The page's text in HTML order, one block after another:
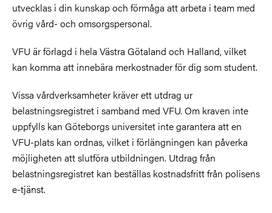
utvecklas i din kunskap och förmåga att arbeta i team med
övrig vård- och omsorgspersonal.
VFU är förlagd i hela Västra Götaland och Halland, vilket
kan komma att innebära merkostnader för dig som student.
Vissa vårdverksamheter kräver ett utdrag ur
belastningsregistret i samband med VFU. Om kraven inte
uppfylls kan Göteborgs universitet inte garantera att en
VFU-plats kan ordnas, vilket i förlängningen kan påverka
möjligheten att slutföra utbildningen. Utdrag från
belastningsregistret kan beställas kostnadsfritt från polisens
e-tjänst.